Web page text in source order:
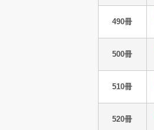
490冊
500冊
510冊
520冊